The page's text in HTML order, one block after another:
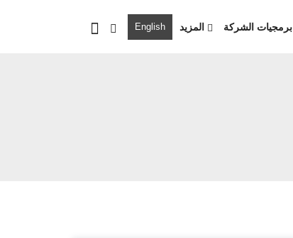
برمجيات الشركة المزيد English